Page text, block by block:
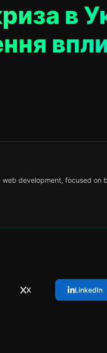
в
web development, focused on
X LinkedIn